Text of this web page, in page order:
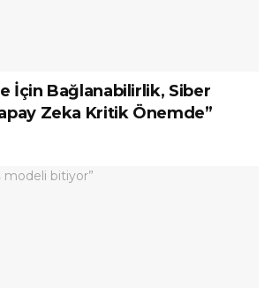
İçin Bağlanabilirlik, Siber
Zeka Kritik Önemde”